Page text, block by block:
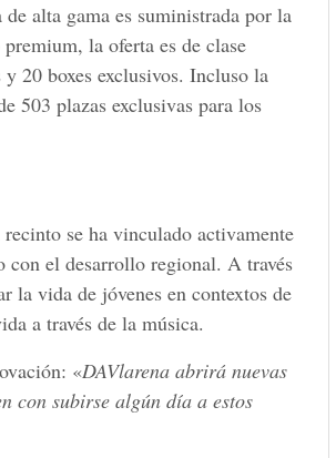
alta gama es suministrada por la
la oferta es de clase
20 boxes exclusivos. Incluso la
503 plazas exclusivas para los
se ha vinculado activamente
el desarrollo regional. A través
la vida de jóvenes en contextos de
a través de la música.
«DAVlarena abrirá nuevas
con subirse algún día a estos